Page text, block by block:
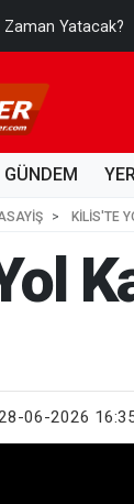
Zaman Yatacak?
GÜNDEM
KILIS'TE
06-2026